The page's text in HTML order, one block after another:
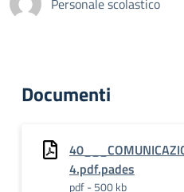
Documenti
4.pdf.pades
pdf - 500 kb